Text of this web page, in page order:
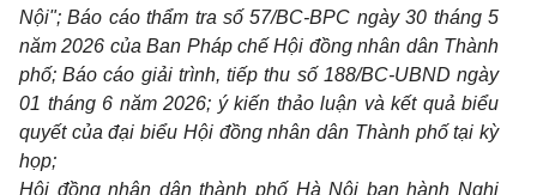
Nội"; Báo cáo thẩm tra số 57/BC-BPC ngày 30 tháng 5
năm 2026 của Ban Pháp chế Hội đồng nhân dân Thành
phố; Báo cáo giải trình, tiếp thu số 188/BC-UBND ngày
01 tháng 6 năm 2026; ý kiến thảo luận và kết quả biểu
quyết của đại biểu Hội đồng nhân dân Thành phố tại kỳ
họp;
Hội đồng nhân dân thành phố Hà Nội ban hành Nghị